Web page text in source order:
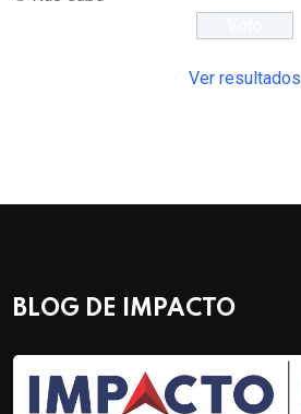
Ver resultados
BLOG DE IMPACTO